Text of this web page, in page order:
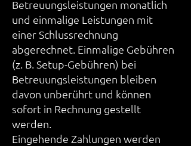
Betreuungsleistungen monatlich
und einmalige Leistungen mit
einer Schlussrechnung
abgerechnet. Einmalige Gebühren
(z. B. Setup-Gebühren) bei
Betreuungsleistungen bleiben
davon unberührt und können
sofort in Rechnung gestellt
werden.
Eingehende Zahlungen werden